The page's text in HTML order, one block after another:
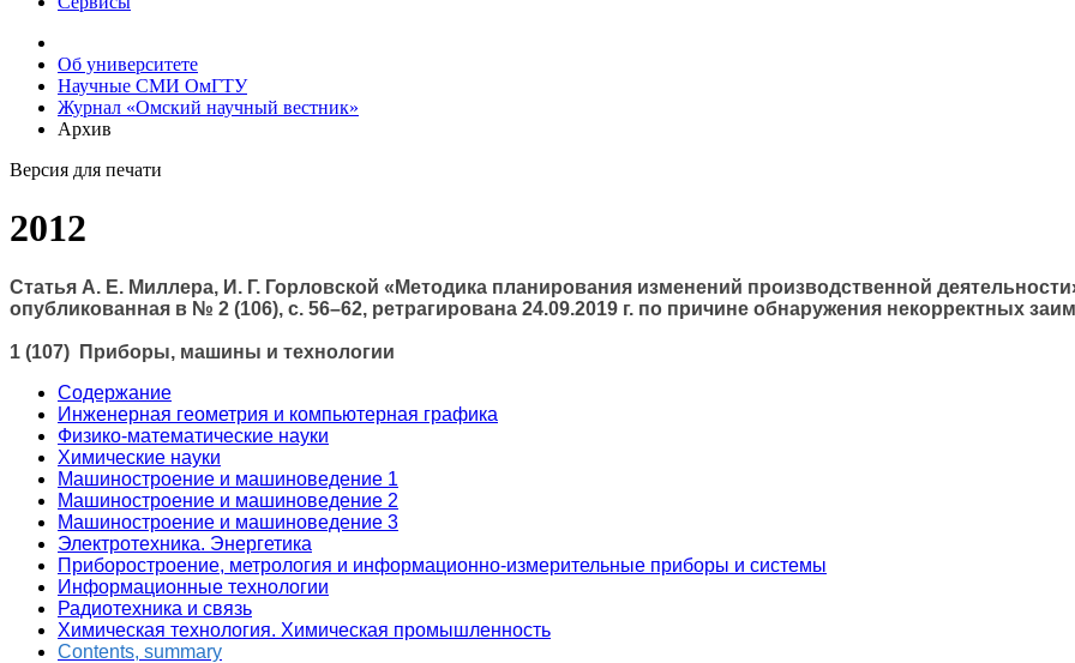
Об университете
Научные СМИ ОмГТУ
Журнал «Омский научный вестник»
Архив
Версия для печати
2012
Статья А. Е. Миллера, И. Г. Горловской «Методика планирования изменений производственной
опубликованная в № 2 (106), с. 56–62, ретрагирована 24.09.2019 г. по причине обнаружения некорректных
1 (107) Приборы, машины и технологии
Содержание
Инженерная геометрия и компьютерная графика
Физико-математические науки
Химические науки
Машиностроение и машиноведение 1
Машиностроение и машиноведение 2
Машиностроение и машиноведение 3
Электротехника. Энергетика
Приборостроение, метрология и информационно-измерительные приборы и системы
Информационные технологии
Радиотехника и связь
Химическая технология. Химическая промышленность
Contents, summary